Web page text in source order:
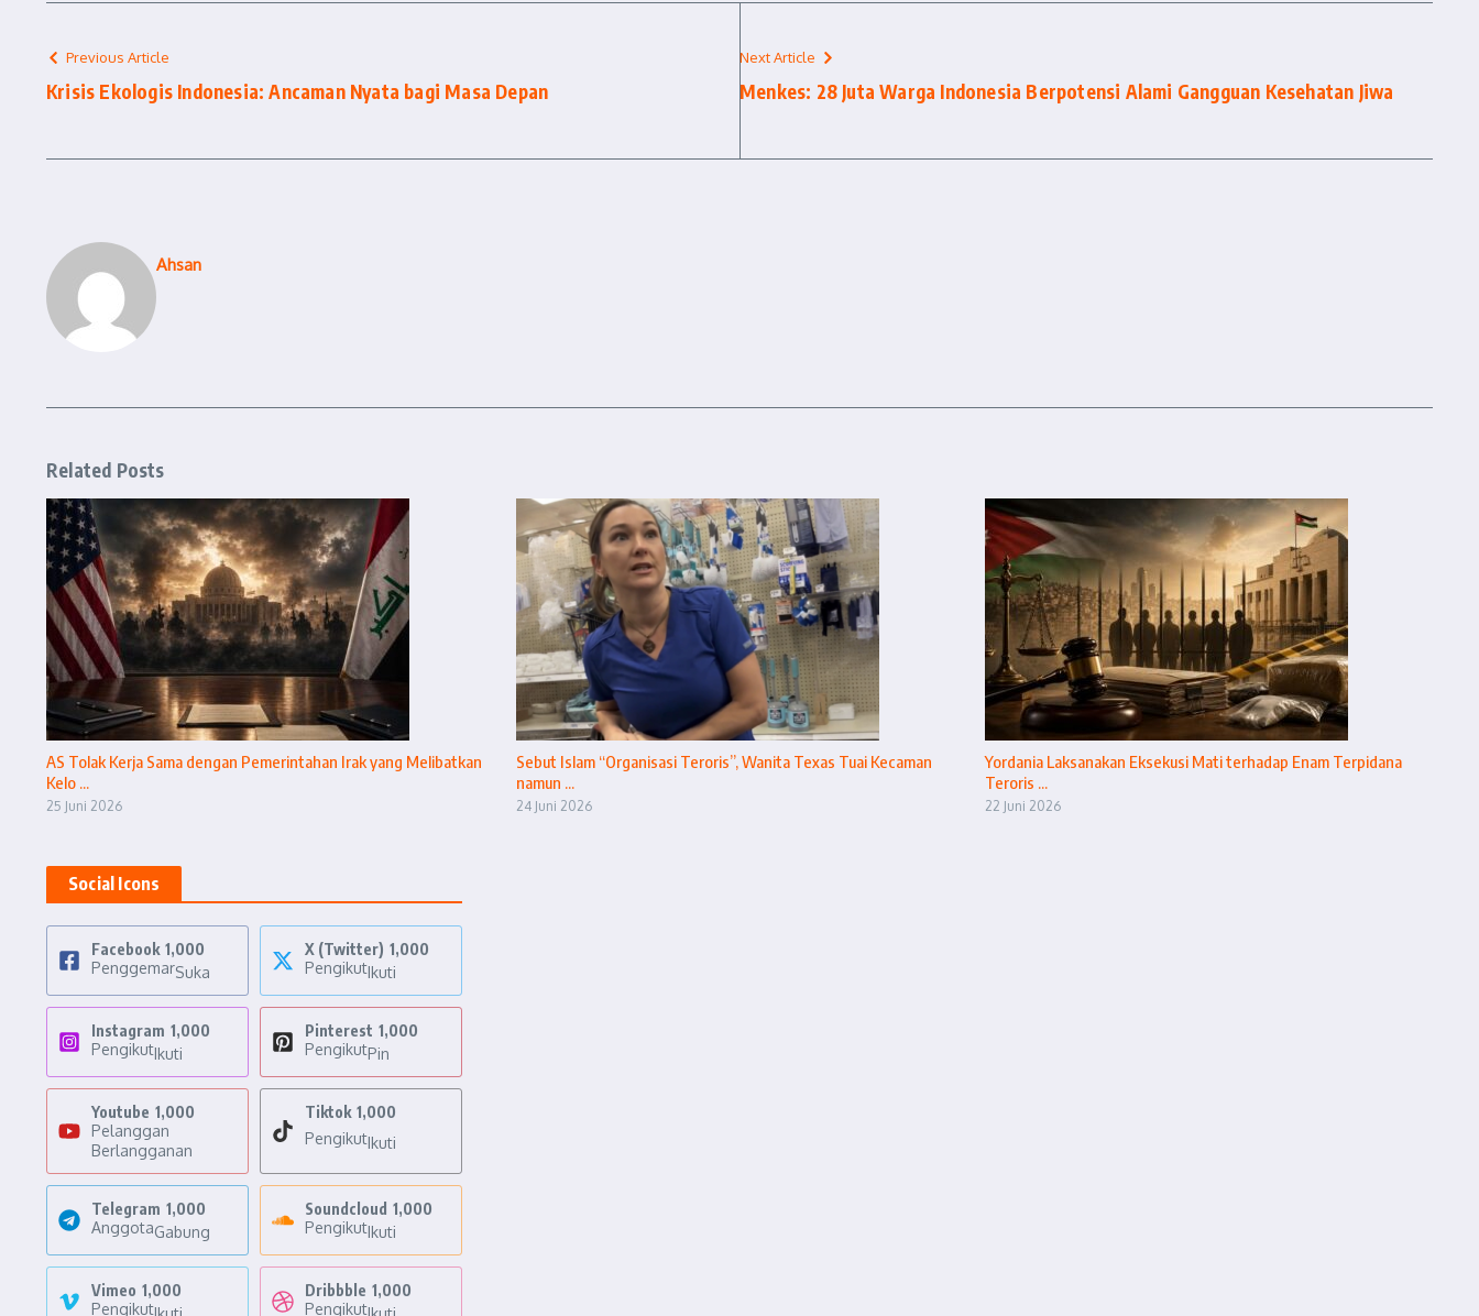
Previous Article
Krisis Ekologis Indonesia: Ancaman Nyata bagi Masa Depan
Next Article
Menkes: 28 Juta Warga Indonesia Berpotensi Alami Gangguan Kesehatan Jiwa
Ahsan
Related Posts
AS Tolak Kerja Sama dengan Pemerintahan Irak yang Melibatkan
Kelo ...
25 Juni 2026
Sebut Islam “Organisasi Teroris”, Wanita Texas Tuai Kecaman
namun ...
24 Juni 2026
Yordania Laksanakan Eksekusi Mati terhadap Enam Terpidana
Teroris ...
22 Juni 2026
Social Icons
Facebook 1,000
PenggemarSuka
X (Twitter) 1,000
PengikutIkuti
Instagram 1,000
PengikutIkuti
Pinterest 1,000
PengikutPin
Youtube 1,000
Pelanggan
Berlangganan
Tiktok 1,000
PengikutIkuti
Telegram 1,000
AnggotaGabung
Soundcloud 1,000
PengikutIkuti
Vimeo 1,000
Pengikut
Dribbble 1,000
Pengikut